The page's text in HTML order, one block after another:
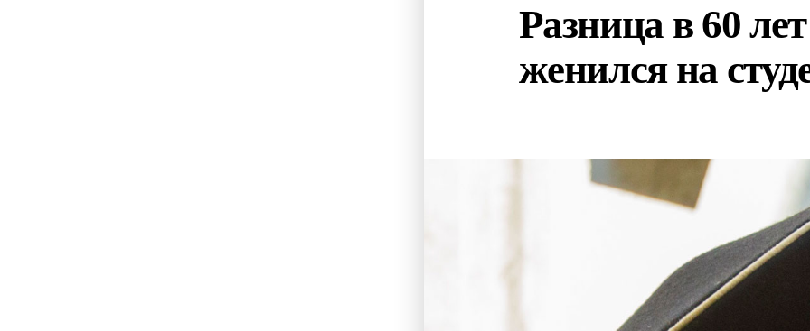
Разница в 60
женился на